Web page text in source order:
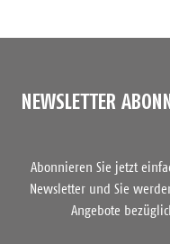
NEWSLETTER
Abonnieren Sie jetzt
Newsletter und Sie
Angebote